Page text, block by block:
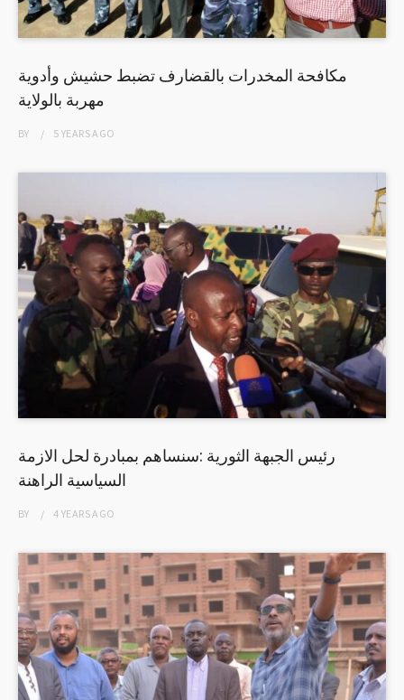
مكافحة المخدرات بالقضارف تضبط حشيش وأدوية
مهربة بالولاية
BY 5 YEARSAGO
رئيس الجبهة الثورية :سنساهم بمبادرة لحل الازمة
السياسية الراهنة
BY 4 YEARSAGO